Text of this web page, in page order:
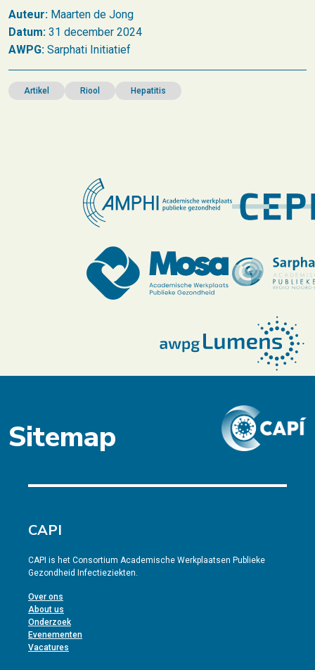
Auteur: Maarten de Jong
Datum: 31 december 2024
AWPG: Sarphati Initiatief
Artikel Riool Hepatitis
Sitemap
CAPI
CAPI is het Consortium Academische Werkplaatsen Publieke
Gezondheid Infectieziekten.
Over ons
About us
Onderzoek
Evenementen
Vacatures